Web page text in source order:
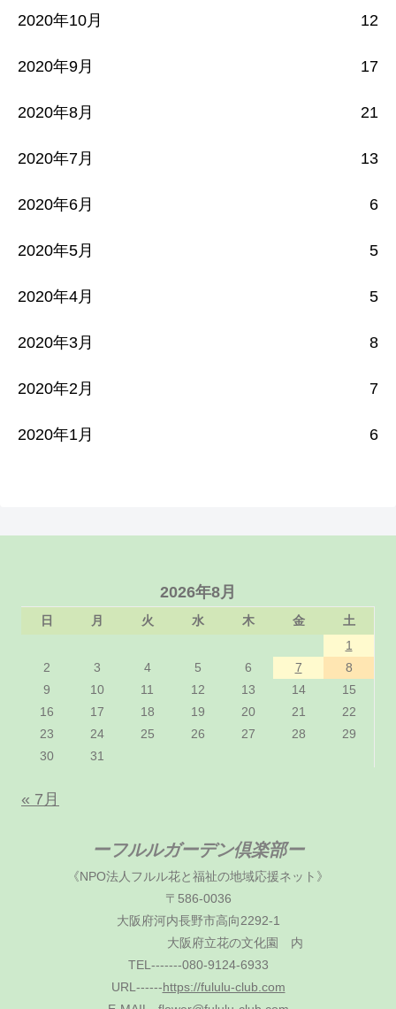
2020年10月 12
2020年9月 17
2020年8月 21
2020年7月 13
2020年6月 6
2020年5月 5
2020年4月 5
2020年3月 8
2020年2月 7
2020年1月 6
2026年8月
日 月 火 水 木 金
土
1
2
3 4 5 6 7
8
9
10 11 12 13 14
15
16
17 18 19 20 21
22
23
24 25 26 27 28
29
30
31
« 7月
ーフルルガーデン倶楽部ー
《NPO法人フルル花と福祉の地域応援ネット》
〒586-0036
大阪府河内長野市高向2292-1
大阪府立花の文化園 内
TEL-------080-9124-6933
URL------https://fululu-club.com